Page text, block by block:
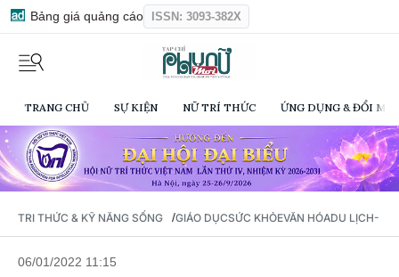
Bảng giá quảng cáo ISSN: 3093-382X
TRANG CHỦ SỰ KIỆN NỮ TRÍ THỨC ỨNG DỤNG & ĐỔI
TRI THỨC & KỸ NĂNG SỐNG /GIÁO DỤCSỨC KHỎEVĂN HÓADU LỊCH-
06/01/2022 11:15